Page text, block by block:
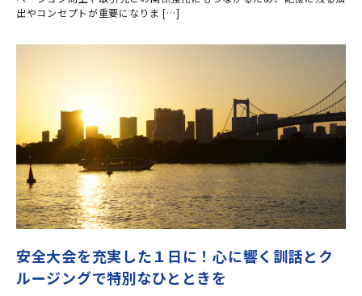
出やコンセプトが重要になりま […]
安全大会を充実した１日に！心に響く訓話とク
ルージングで特別なひとときを